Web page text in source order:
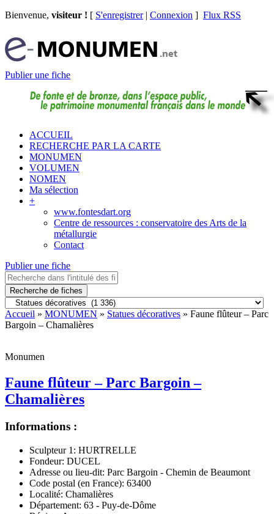
Bienvenue, visiteur ! [ S'enregistrer| Connexion ] Flux RSS
Publier une fiche
ACCUEIL
RECHERCHE PAR LA CARTE
MONUMEN
VOLUMEN
NOMEN
Ma sélection
+
www.fontesdart.org
Centre de ressources : conservatoire des Arts de la
métallurgie
Contact
Publier une fiche
Recherche de fiches
Accueil » MONUMEN » Statues décoratives » Faune flûteur – Parc
Bargoin – Chamalières
Monumen
Faune flûteur – Parc Bargoin –
Chamalières
Informations :
Sculpteur 1: HURTRELLE
Fondeur: DUCEL
Adresse ou lieu-dit: Parc Bargoin - Chemin de Beaumont
Code postal (en France): 63400
Localité: Chamalières
Département: 63 - Puy-de-Dôme